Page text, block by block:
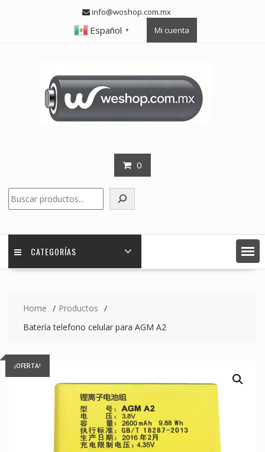
info@woshop.com.mx
Español ▼ Mi cuenta
0
CATEGORÍAS
Home
Productos
Batería telefono celular para AGM A2
¡OFERTA!